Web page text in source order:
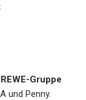
Gruppe
und Penny.